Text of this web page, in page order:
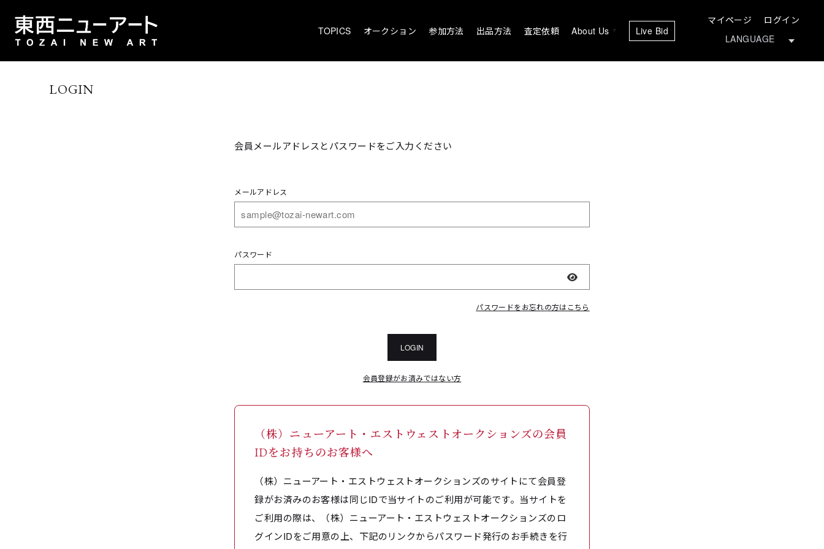
TOPICS オークション 参加方法 出品方法 査定依頼 About Us Live Bid
マイページ ログイン
LOGIN
会員メールアドレスとパスワードをご入力ください
メールアドレス
パスワード
表示
パスワードをお忘れの方はこちら
LOGIN
会員登録がお済みではない方
（株）ニューアート・エストウェストオークションズの会員
IDをお持ちのお客様へ
（株）ニューアート・エストウェストオークションズのサイトにて会員登
録がお済みのお客様は同じIDで当サイトのご利用が可能です。当サイトを
ご利用の際は、（株）ニューアート・エストウェストオークションズのロ
グインIDをご用意の上、下記のリンクからパスワード発行のお手続きを行